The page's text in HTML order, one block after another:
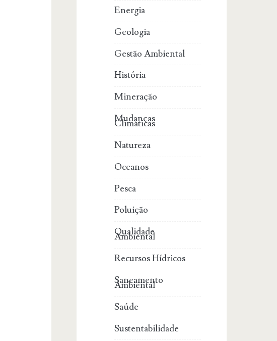
Energia
Geologia
Gestão Ambiental
História
Mineração
Mudanças
Climáticas
Natureza
Oceanos
Pesca
Poluição
Qualidade
Ambiental
Recursos Hídricos
Saneamento
Ambiental
Saúde
Sustentabilidade